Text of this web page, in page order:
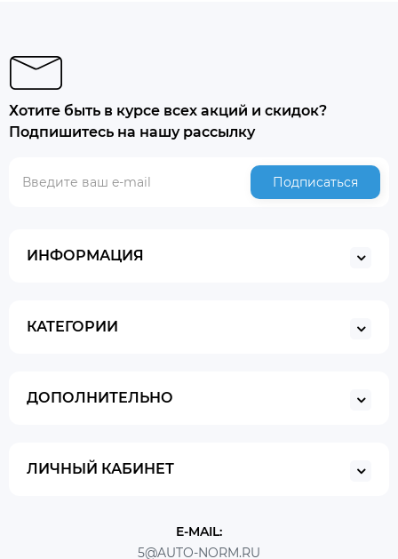
Хотите быть в курсе всех акций и скидок?
Подпишитесь на нашу рассылку
Подписаться
ИНФОРМАЦИЯ
КАТЕГОРИИ
ДОПОЛНИТЕЛЬНО
ЛИЧНЫЙ КАБИНЕТ
E-MAIL:
5@AUTO-NORM.RU